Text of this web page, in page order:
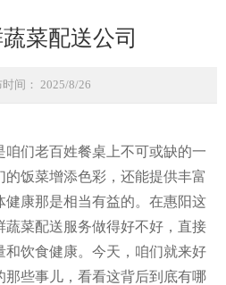
菜配送公司
时间： 2025/8/26
们老百姓餐桌上不可或缺的一
饭菜增添色彩，还能提供丰富
健康那是相当有益的。在惠阳这
菜配送服务做得好不好，直接
和饮食健康。今天，咱们就来好
些事儿，看看这背后到底有哪